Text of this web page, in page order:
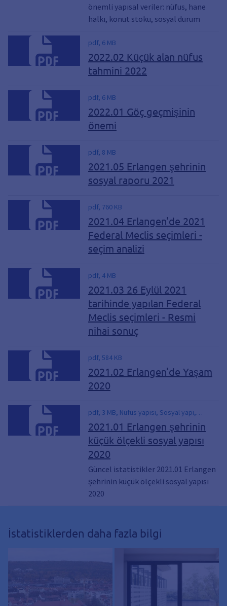
önemli yapısal veriler: nüfus, hane
halkı, konut stoku, sosyal durum
pdf, 6 MB
2022.02 Küçük alan nüfus
tahmini 2022
pdf, 6 MB
2022.01 Göç geçmişinin
önemi
pdf, 8 MB
2021.05 Erlangen şehrinin
sosyal raporu 2021
pdf, 760 KB
2021.04 Erlangen'de 2021
Federal Meclis seçimleri -
seçim analizi
pdf, 4 MB
2021.03 26 Eylül 2021
tarihinde yapılan Federal
Meclis seçimleri - Resmi
nihai sonuç
pdf, 584 KB
2021.02 Erlangen'de Yaşam
2020
pdf, 3 MB, Nüfus yapısı, Sosyal yapı,
İstatistiki bölgeler, küçük ölçekli veriler,
İstatistiki bölgelerde sosyal yapı
2021.01 Erlangen şehrinin
küçük ölçekli sosyal yapısı
2020
Güncel istatistikler 2021.01 Erlangen
şehrinin küçük ölçekli sosyal yapısı
2020
İstatistiklerden daha fazla bilgi